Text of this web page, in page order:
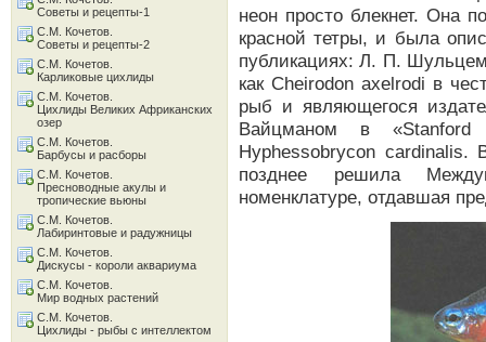
неон просто блекнет. Она
красной тетры, и была
публикациях: Л. П.
как Cheirodon axelrodi в
рыб и являющегося
Вайцманом в
Hyphessobrycon cardinalis.
позднее решила
номенклатуре, отдавшая
Советы и рецепты-1
С.М. Кочетов.
Советы и рецепты-2
С.М. Кочетов.
Карликовые цихлиды
С.М. Кочетов.
Цихлиды Великих Африканских
озер
С.М. Кочетов.
Барбусы и расборы
С.М. Кочетов.
Пресноводные акулы и
тропические вьюны
С.М. Кочетов.
Лабиринтовые и радужницы
С.М. Кочетов.
Дискусы - короли аквариума
С.М. Кочетов.
Мир водных растений
С.М. Кочетов.
Цихлиды - рыбы с интеллектом